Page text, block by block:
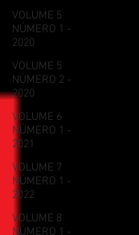
VOLUME 5
NÚMERO 1 -
2020
VOLUME 5
NÚMERO 2 -
2020
VOLUME 6
NÚMERO 1 -
2021
VOLUME 7
NÚMERO 1 -
2022
VOLUME 8
NÚMERO 1 -